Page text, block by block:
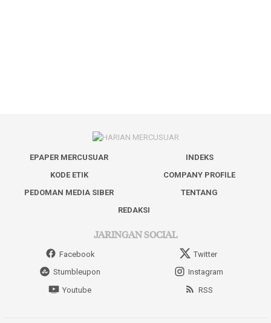
EPAPER MERCUSUAR
INDEKS
KODE ETIK
COMPANY PROFILE
PEDOMAN MEDIA SIBER
TENTANG
REDAKSI
JARINGAN SOCIAL
Facebook
Twitter
Stumbleupon
Instagram
Youtube
RSS